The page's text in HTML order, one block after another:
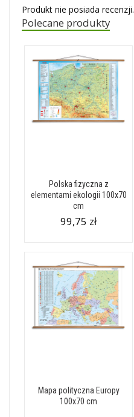
Produkt nie posiada recenzji.
Polecane produkty
Polska fizyczna z
elementami ekologii 100x70
cm
99,75 zł
Mapa polityczna Europy
100x70 cm